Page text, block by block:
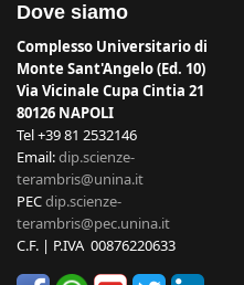
Dove siamo
Complesso Universitario di
Monte Sant'Angelo (Ed. 10)
Via Vicinale Cupa Cintia 21
80126 NAPOLI
Tel +39 81 2532146
Email:dip.scienze-
terambris@unina.it
PECdip.scienze-
terambris@pec.unina.it
C.F. | P.IVA 00876220633